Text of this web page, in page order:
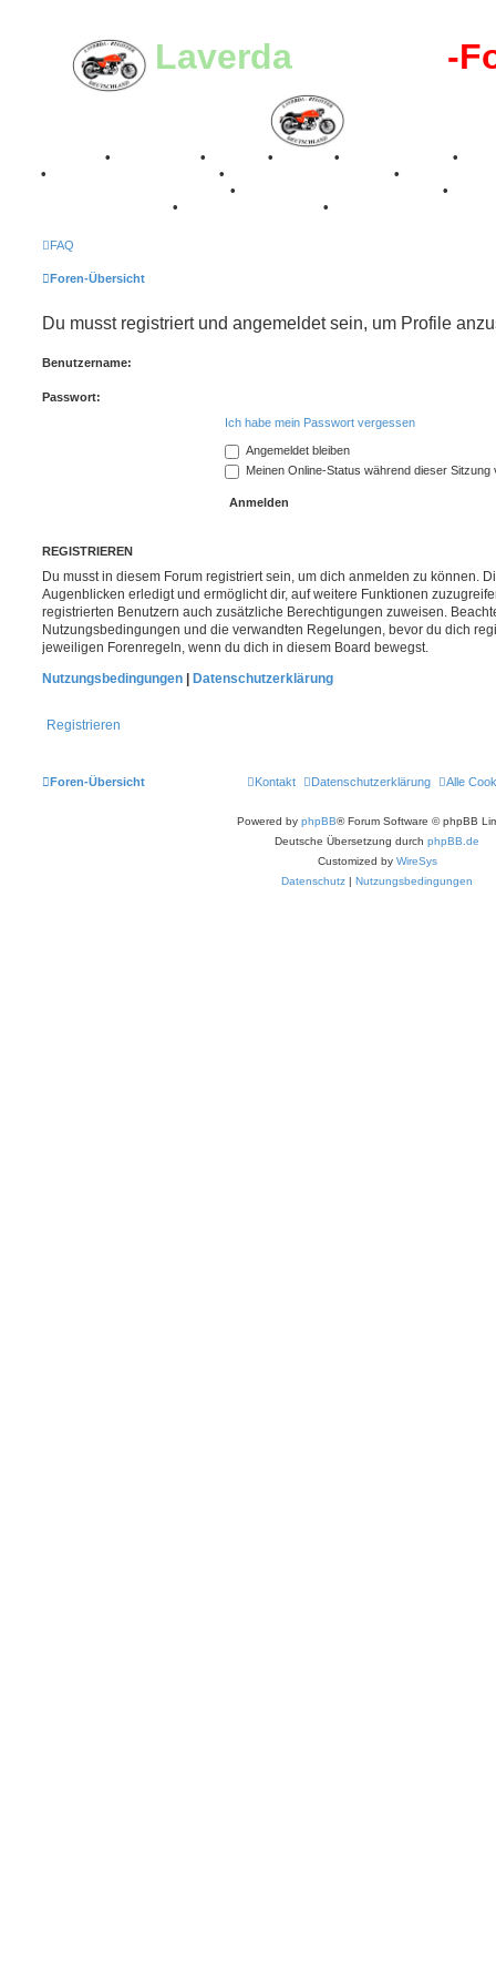
Laverda-Register -
• • • • •
•
•
•
•
•
• •
FAQ
Foren-Übersicht
Du musst registriert und angemeldet sein, um Profile
Benutzername:
Passwort:
Ich habe mein Passwort vergessen
Angemeldet bleiben
Meinen Online-Status während dieser Sitzung
REGISTRIEREN
Du musst in diesem Forum registriert sein, um dich anmelden zu können.
Augenblicken erledigt und ermöglicht dir, auf weitere Funktionen
registrierten Benutzern auch zusätzliche Berechtigungen zuweisen.
Nutzungsbedingungen und die verwandten Regelungen, bevor du dich
jeweiligen Forenregeln, wenn du dich in diesem Board bewegst.
Nutzungsbedingungen
Datenschutzerklärung
Registrieren
Foren-Übersicht Alle
Datenschutzerklärung
Kontakt
Powered by phpBB® Forum Software © phpBB
Deutsche Übersetzung durch phpBB.de
Customized by WireSys
Datenschutz | Nutzungsbedingungen